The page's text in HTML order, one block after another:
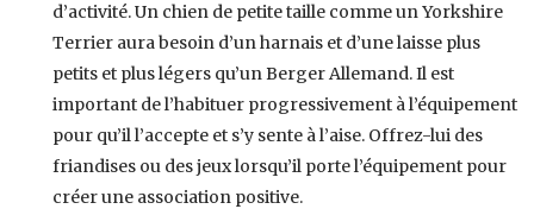
d’activité. Un chien de petite taille comme un Yorkshire
Terrier aura besoin d’un harnais et d’une laisse plus
petits et plus légers qu’un Berger Allemand. Il est
important de l’habituer progressivement à l’équipement
pour qu’il l’accepte et s’y sente à l’aise. Offrez-lui des
friandises ou des jeux lorsqu’il porte l’équipement pour
créer une association positive.